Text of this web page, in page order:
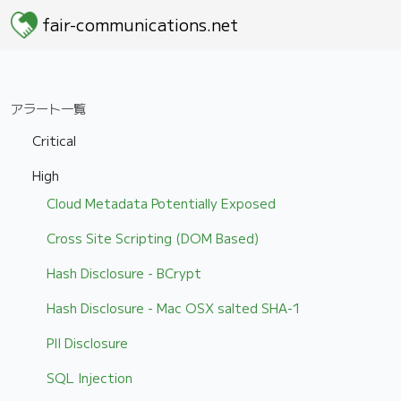
fair-communications.net
アラート一覧
Critical
High
Cloud Metadata Potentially Exposed
Cross Site Scripting (DOM Based)
Hash Disclosure - BCrypt
Hash Disclosure - Mac OSX salted SHA-1
PII Disclosure
SQL Injection